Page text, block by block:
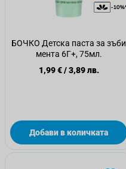
БОЧКО Детска паста за зъби
мента 6Г+, 75мл.
1,99 €/3,89 лв.
Добави в количката